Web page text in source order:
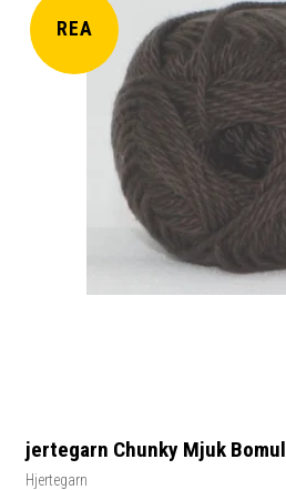
REA
jertegarn Chunky Mjuk
Hjertegarn